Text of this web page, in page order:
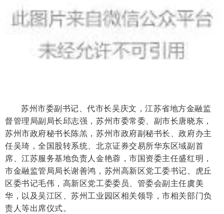
苏州市委副书记、代市长吴庆文，江苏省地方金融监
督管理局副局长邱志强，苏州市委常委、副市长唐晓东，
苏州市政府秘书长陈羔，苏州市政府副秘书长、政府办主
任吴琦，全国股转系统、北京证券交易所华东区域副首
席、江苏服务基地负责人金艳蓉，市国资委主任盛红明，
市金融监管局局长谢善鸿，苏州高新区党工委书记、虎丘
区委书记毛伟，高新区党工委委员、管委会副主任虞美
华，以及吴江区、苏州工业园区相关领导，市相关部门负
责人等出席仪式。